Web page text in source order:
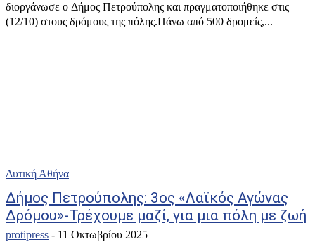
διοργάνωσε ο Δήμος Πετρούπολης και πραγματοποιήθηκε στις
(12/10) στους δρόμους της πόλης.Πάνω από 500 δρομείς,...
Δυτική Αθήνα
Δήμος Πετρούπολης: 3ος «Λαϊκός Αγώνας
Δρόμου»-Τρέχουμε μαζί, για μια πόλη με ζωή
protipress - 11 Οκτωβρίου 2025